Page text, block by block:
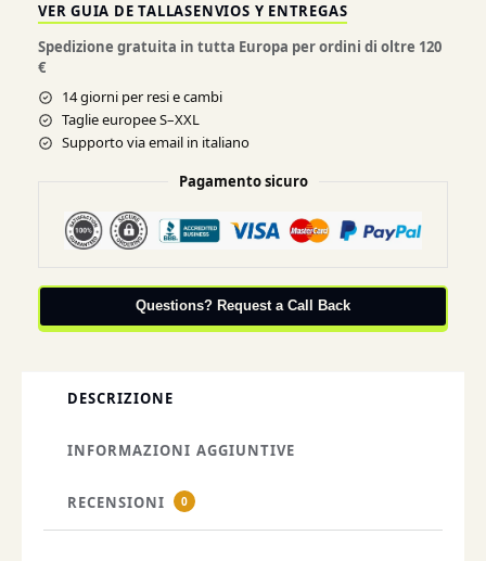
VER GUIA DE TALLASENVIOS Y ENTREGAS
Spedizione gratuita in tutta Europa per ordini di oltre 120
€
14 giorni per resi e cambi
Taglie europee S–XXL
Supporto via email in italiano
Pagamento sicuro
Questions? Request a Call Back
DESCRIZIONE
INFORMAZIONI AGGIUNTIVE
RECENSIONI 0